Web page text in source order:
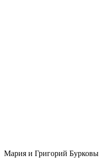
Мария и Григорий Бурковы